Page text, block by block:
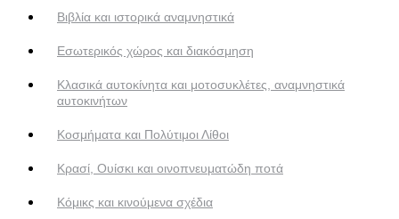
Βιβλία και ιστορικά αναμνηστικά
Εσωτερικός χώρος και διακόσμηση
Κλασικά αυτοκίνητα και μοτοσυκλέτες, αναμνηστικά
αυτοκινήτων
Κοσμήματα και Πολύτιμοι Λίθοι
Κρασί, Ουίσκι και οινοπνευματώδη ποτά
Κόμικς και κινούμενα σχέδια